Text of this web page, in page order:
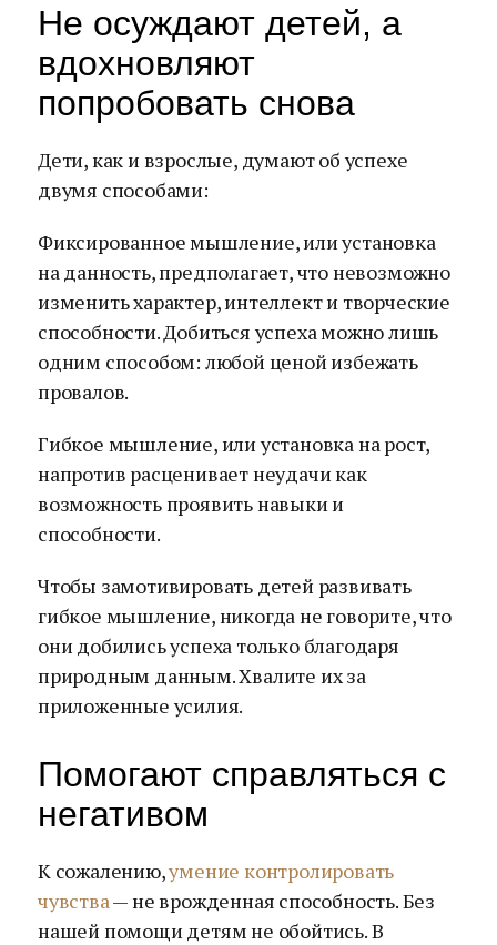
Не осуждают детей, а
вдохновляют
попробовать снова
Дети, как и взрослые, думают об успехе
двумя способами:
Фиксированное мышление, или установка
на данность, предполагает, что невозможно
изменить характер, интеллект и творческие
способности. Добиться успеха можно лишь
одним способом: любой ценой избежать
провалов.
Гибкое мышление, или установка на рост,
напротив расценивает неудачи как
возможность проявить навыки и
способности.
Чтобы замотивировать детей развивать
гибкое мышление, никогда не говорите, что
они добились успеха только благодаря
природным данным. Хвалите их за
приложенные усилия.
Помогают справляться с
негативом
К сожалению,умение контролировать
чувства— не врожденная способность. Без
нашей помощи детям не обойтись. В